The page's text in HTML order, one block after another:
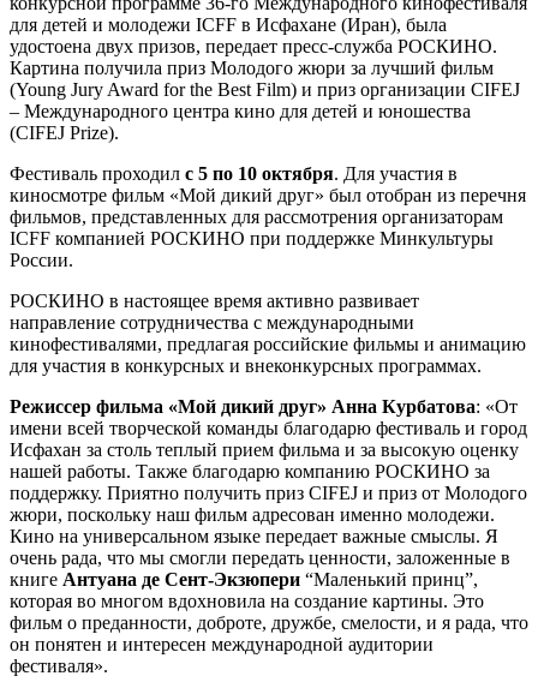
для детей и молодежи ICFF в Исфахане (Иран), была
удостоена двух призов, передает пресс-служба РОСКИНО.
Картина получила приз Mолодого жюри за лучший фильм
(Young Jury Award for the Best Film) и приз организации CIFEJ
– Международного центра кино для детей и юношества
(CIFEJ Prize).
Фестиваль проходил с 5 по 10 октября. Для участия в
киносмотре фильм «Мой дикий друг» был отобран из перечня
фильмов, представленных для рассмотрения организаторам
ICFF компанией РОСКИНО при поддержке Минкультуры
России.
РОСКИНО в настоящее время активно развивает
направление сотрудничества с международными
кинофестивалями, предлагая российские фильмы и анимацию
для участия в конкурсных и внеконкурсных программах.
Режиссер фильма «Мой дикий друг» Анна Курбатова: «От
имени всей творческой команды благодарю фестиваль и город
Исфахан за столь теплый прием фильма и за высокую оценку
нашей работы. Также благодарю компанию РОСКИНО за
поддержку. Приятно получить приз CIFEJ и приз от Молодого
жюри, поскольку наш фильм адресован именно молодежи.
Кино на универсальном языке передает важные смыслы. Я
очень рада, что мы смогли передать ценности, заложенные в
книге Антуана де Сент-Экзюпери “Маленький принц”,
которая во многом вдохновила на создание картины. Это
фильм о преданности, доброте, дружбе, смелости, и я рада, что
он понятен и интересен международной аудитории
фестиваля».